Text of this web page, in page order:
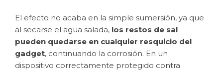
El efecto no acaba en la simple sumersión, ya que
al secarse el agua salada, los restos de sal
pueden quedarse en cualquier resquicio del
gadget, continuando la corrosión. En un
dispositivo correctamente protegido contra